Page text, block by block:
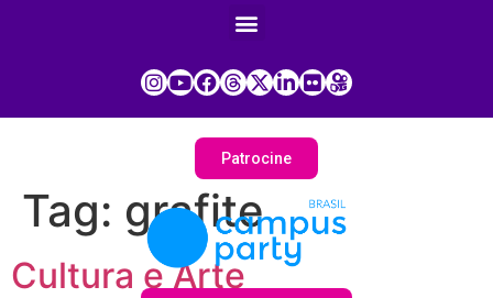
Patrocine
Tag: grafite
Cultura e Arte